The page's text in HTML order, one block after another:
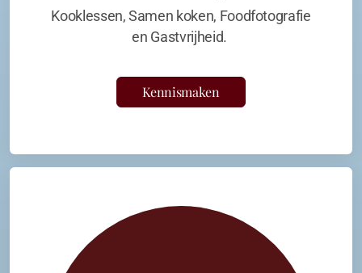
Kooklessen, Samen koken, Foodfotografie
en Gastvrijheid.
Kennismaken